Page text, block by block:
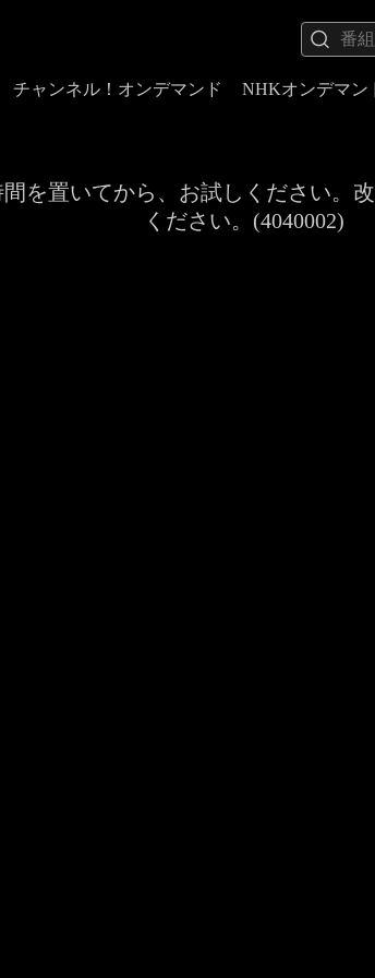
チャンネル！オンデマンド NHKオンデマン
を置いてから、お試しください。
ください。(4040002)